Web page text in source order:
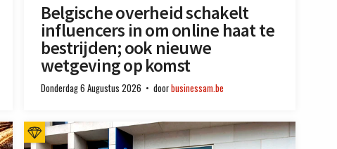
Belgische overheid schakelt
influencers in om online haat te
bestrijden; ook nieuwe
wetgeving op komst
Donderdag 6 Augustus 2026 doorbusinessam.be